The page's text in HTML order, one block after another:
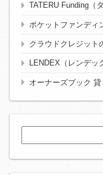
TATERU Funding（
ポケットファンディ
クラウドクレジット
LENDEX（レンデッ
オーナーズブック
索: